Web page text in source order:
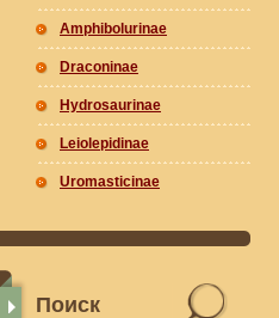
Amphibolurinae
Draconinae
Hydrosaurinae
Leiolepidinae
Uromasticinae
Поиск